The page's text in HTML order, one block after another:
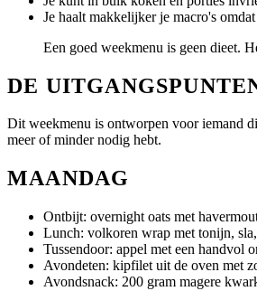
Je haalt makkelijker je macro's
Een goed weekmenu is geen dieet.
DE
Dit weekmenu is ontworpen voor iemand
meer of minder nodig hebt.
MAANDAG
Ontbijt: overnight oats met
Lunch: volkoren wrap met tonijn,
Tussendoor: appel met een handvol
Avondeten: kipfilet uit de oven met
Avondsnack: 200 gram magere